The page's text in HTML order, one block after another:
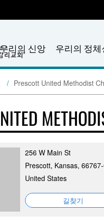
리의 신앙 우리의 정체
Prescott United Methodist
256 W Main St
Prescott, Kansas,
United States
길찾기